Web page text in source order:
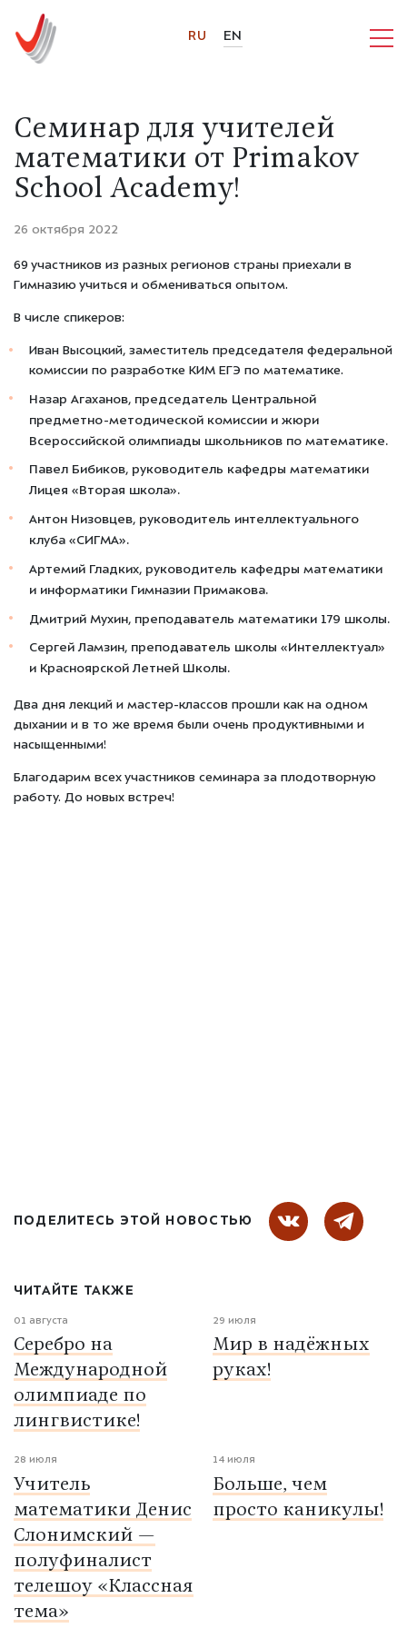
RU EN
Семинар для учителей
математики от Primakov
School Academy!
26 октября 2022
69 участников из разных регионов страны приехали в
Гимназию учиться и обмениваться опытом.
В числе спикеров:
Иван Высоцкий, заместитель председателя федеральной
комиссии по разработке КИМ ЕГЭ по математике.
Назар Агаханов, председатель Центральной
предметно-методической комиссии и жюри
Всероссийской олимпиады школьников по математике.
Павел Бибиков, руководитель кафедры математики
Лицея «Вторая школа».
Антон Низовцев, руководитель интеллектуального
клуба «СИГМА».
Артемий Гладких, руководитель кафедры математики
и информатики Гимназии Примакова.
Дмитрий Мухин, преподаватель математики 179 школы.
Сергей Ламзин, преподаватель школы «Интеллектуал»
и Красноярской Летней Школы.
Два дня лекций и мастер-классов прошли как на одном
дыхании и в то же время были очень продуктивными и
насыщенными!
Благодарим всех участников семинара за плодотворную
работу. До новых встреч!
ПОДЕЛИТЕСЬ ЭТОЙ НОВОСТЬЮ
ЧИТАЙТЕ ТАКЖЕ
01 августа
Серебро на
Международной
олимпиаде по
лингвистике!
29 июля
Мир в надёжных
руках!
28 июля
Учитель
математики Денис
Слонимский —
полуфиналист
телешоу «Классная
тема»
14 июля
Больше, чем
просто каникулы!